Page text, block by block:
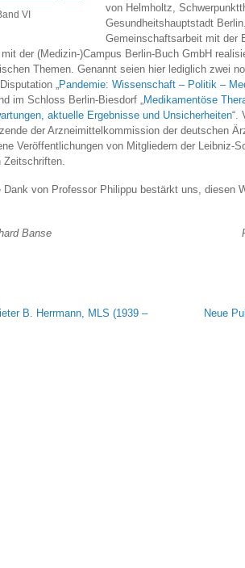
VI
von Helmholtz,
Gesundheitshauptstadt
Gemeinschaftsarbeit mit der
der (Medizin-)Campus Berlin-Buch GmbH
Themen. Genannt seien hier lediglich zwei
„Pandemie: Wissenschaft – Politik –
im Schloss Berlin-Biesdorf „Medikamentöse
aktuelle Ergebnisse und Unsicherheiten“.
der Arzneimittelkommission der deutschen
Veröffentlichungen von Mitgliedern der Leibniz-
Zeitschriften.
Dank von Professor Philippu bestärkt uns, diesen
Gerhard Banse Professor
B. Herrmann, MLS (1939 –
Neue